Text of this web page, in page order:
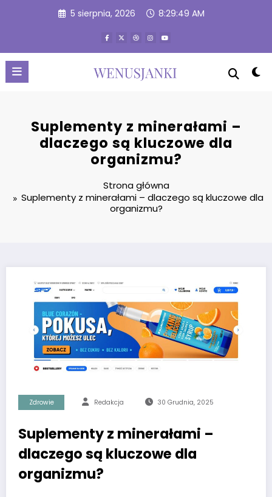
5 sierpnia, 2026 8:29:49 AM
Suplementy z minerałami –
dlaczego są kluczowe dla
organizmu?
Strona główna
Suplementy z minerałami – dlaczego są kluczowe dla
organizmu?
Zdrowie Redakcja 30 Grudnia, 2025
Suplementy z minerałami –
dlaczego są kluczowe dla
organizmu?